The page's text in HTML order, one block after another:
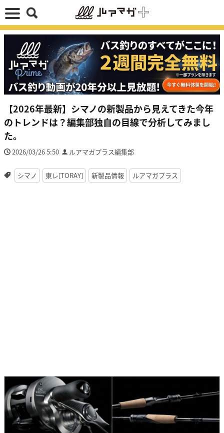
【2026年最新】シマノの新製品から見えてきた今年
のトレンドは？編集部独自の目線で分析してみまし
た。
2026/03/26 5:50 ルアマガプラス編集部
シマノ 東レ[TORAY] 新製品情報 ルアマガプラス